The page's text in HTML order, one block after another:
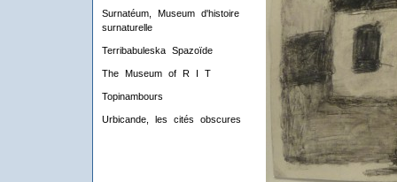
Surnatéum, Museum d'histoire
surnaturelle
Terribabuleska Spazoïde
The Museum of R I T
Topinambours
Urbicande, les cités obscures